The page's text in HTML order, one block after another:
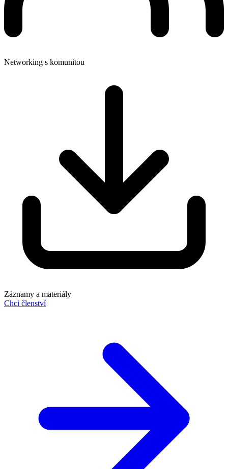
Networking s komunitou
Záznamy a materiály
Chci členství